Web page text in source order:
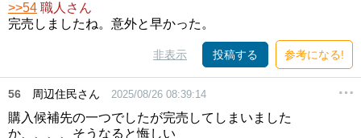
>>54 職人さん
完売しましたね。意外と早かった。
非表示 投稿する 参考になる!
56 周辺住民さん 2025/08/26 08:39:14
購入候補先の一つでしたが完売してしまいました
か、、、、そうなると悔しい